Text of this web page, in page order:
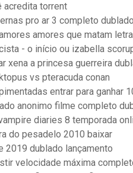
acredita torrent
pro ar 3 completo dublado
amores que matam letra
- o início ou izabella
xena a princesa guerreira
vs pteracuda conan
entrar para ganhar
anonimo filme completo
diaries 8 temporada
do pesadelo 2010 baixar
2019 dublado lançamento
velocidade máxima